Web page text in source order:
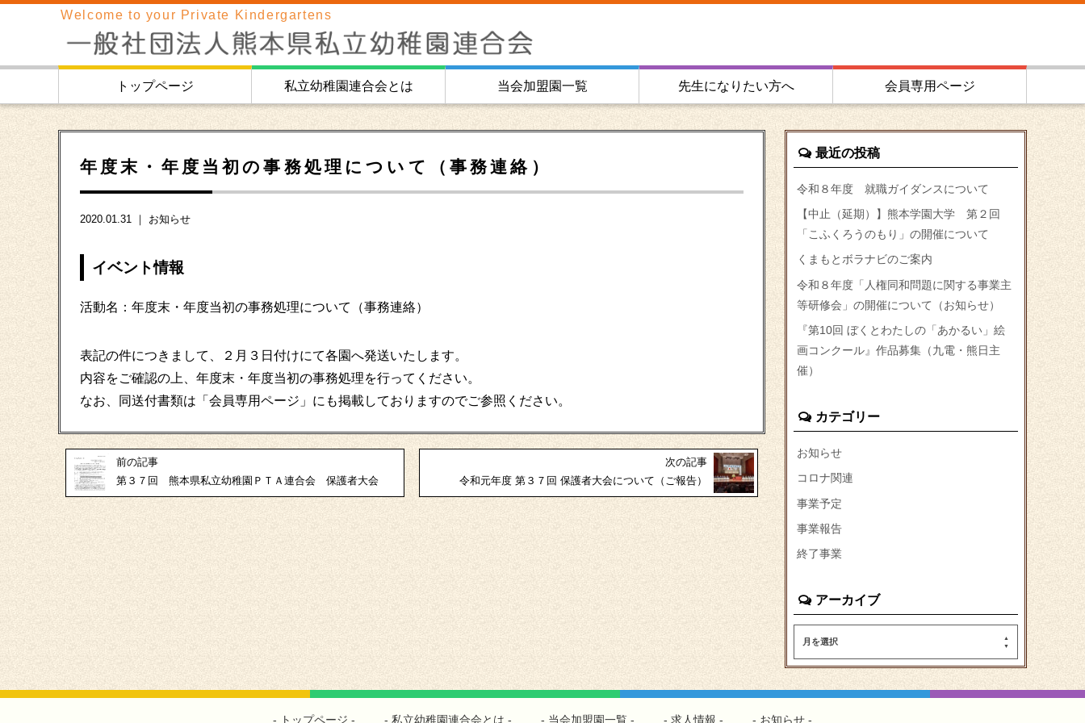
Welcome to your Private Kindergartens
トップページ 私立幼稚園連合会とは 当会加盟園一覧 先生になりたい方へ 会員専用ページ
年度末・年度当初の事務処理について（事務連絡）
2020.01.31 ｜ お知らせ
イベント情報
活動名：年度末・年度当初の事務処理について（事務連絡）
表記の件につきまして、２月３日付けにて各園へ発送いたします。
内容をご確認の上、年度末・年度当初の事務処理を行ってください。
なお、同送付書類は「会員専用ページ」にも掲載しておりますのでご参照ください。
前の記事
第３７回 熊本県私立幼稚園ＰＴＡ連合会 保護者大会
次の記事
令和元年度 第３７回 保護者大会について（ご報告）
最近の投稿
令和８年度 就職ガイダンスについて
【中止（延期）】熊本学園大学 第２回
「こふくろうのもり」の開催について
くまもとボラナビのご案内
令和８年度「人権同和問題に関する事業主
等研修会」の開催について（お知らせ）
『第10回 ぼくとわたしの「あかるい」絵
画コンクール』作品募集（九電・熊日主
催）
カテゴリー
お知らせ
コロナ関連
事業予定
事業報告
終了事業
アーカイブ
月を選択
トップページ 私立幼稚園連合会とは 当会加盟園一覧 求人情報 お知らせ